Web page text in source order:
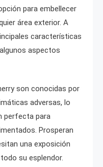
para embellecer
área exterior. A
características
aspectos
son conocidas por
adversas, lo
perfecta para
Prosperan
una exposición
su esplendor.